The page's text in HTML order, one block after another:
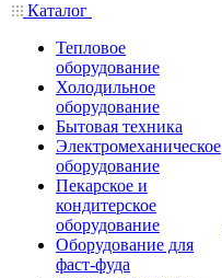
Каталог
Тепловое
оборудование
Холодильное
оборудование
Бытовая техника
Электромеханическое
оборудование
Пекарское и
кондитерское
оборудование
Оборудование для
фаст-фуда